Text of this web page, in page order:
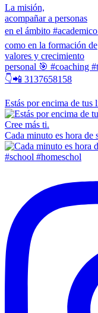
La misión,
acompañar a personas
en el ámbito
como en la formación de
valores y crecimiento
personal 🎯 #coaching
👇📲 3137658158
Estás por encima de tus
Cada minuto es hora de